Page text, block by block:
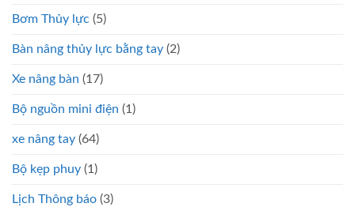
Bơm Thủy lực (5)
Bàn nâng thủy lực bằng tay (2)
Xe nâng bàn (17)
Bộ nguồn mini điện (1)
xe nâng tay (64)
Bộ kẹp phuy (1)
Lịch Thông báo (3)